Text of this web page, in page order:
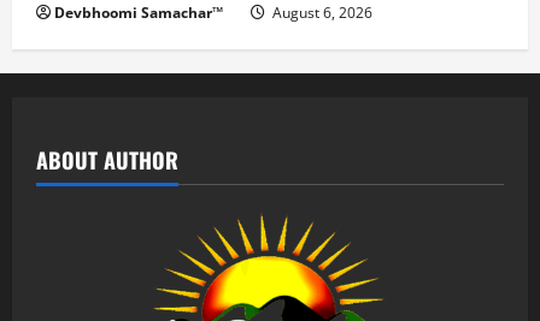
Devbhoomi Samachar™ August 6, 2026
ABOUT AUTHOR